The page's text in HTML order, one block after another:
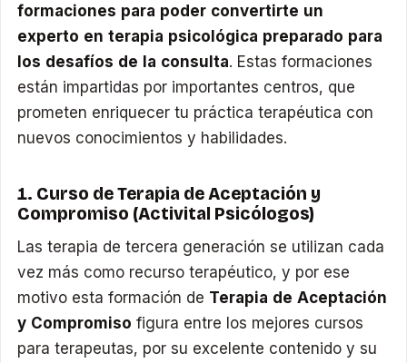
formaciones para poder convertirte un
experto en terapia psicológica preparado para
los desafíos de la consulta. Estas formaciones
están impartidas por importantes centros, que
prometen enriquecer tu práctica terapéutica con
nuevos conocimientos y habilidades.
1. Curso de Terapia de Aceptación y
Compromiso (Activital Psicólogos)
Las terapia de tercera generación se utilizan cada
vez más como recurso terapéutico, y por ese
motivo esta formación de Terapia de Aceptación
y Compromiso figura entre los mejores cursos
para terapeutas, por su excelente contenido y su